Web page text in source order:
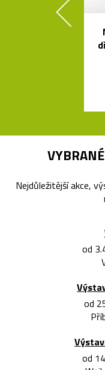
Nejdůležitější akce,
od
od
od